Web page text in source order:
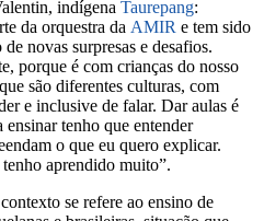
indígena Taurepang:
da orquestra da AMIR e tem sido
novas surpresas e desafios.
porque é com crianças do nosso
são diferentes culturas, com
e inclusive de falar. Dar aulas é
tenho que entender
o que eu quero explicar.
aprendido muito”.
se refere ao ensino de